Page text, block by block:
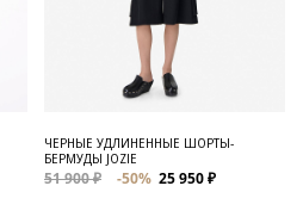
ЧЕРНЫЕ УДЛИНЕННЫЕ ШОРТЫ-
БЕРМУДЫ JOZIE
51 900 ₽ -50% 25 950 ₽